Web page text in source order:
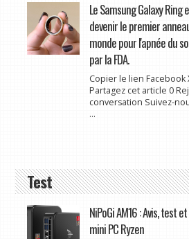
Le Samsung Galaxy
devenir le premier
monde pour l'apnée du
par la FDA.
Copier le lien Facebook
Partagez cet article 0
conversation Suivez-
...
Test
NiPoGi AM16 : Avis, test
mini PC Ryzen